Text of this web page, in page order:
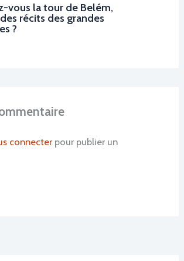
vous la tour de Belém,
récits des grandes
?
connecter pour publier un